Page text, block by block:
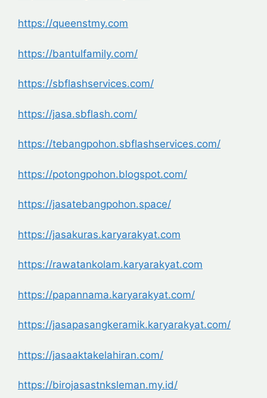
https://queenstmy.com
https://bantulfamily.com/
https://sbflashservices.com/
https://jasa.sbflash.com/
https://tebangpohon.sbflashservices.com/
https://potongpohon.blogspot.com/
https://jasatebangpohon.space/
https://jasakuras.karyarakyat.com
https://rawatankolam.karyarakyat.com
https://papannama.karyarakyat.com/
https://jasapasangkeramik.karyarakyat.com/
https://jasaaktakelahiran.com/
https://birojasastnksleman.my.id/